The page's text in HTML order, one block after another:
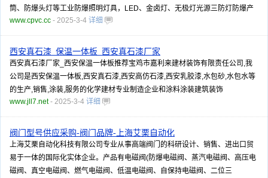
筒、防爆头灯等工业防爆照明灯具，LED、金卤灯、无极灯光源三防灯防爆产
www.cpvc.cc - 2025-3-4 详细
西安真石漆_保温一体板_西安真石漆厂家
西安真石漆厂家_西安保温一体板推荐宝鸡市嘉利来建材装饰有限责任公司,我
公司是西安保温一体板,西安真石漆,西安高仿石漆,西安乳胶漆,水包砂,水包水等
的生产,销售,涂装,服务的化学建材专业制造企业和涂料涂装建筑装饰
www.jll7.net- 2025-3-4 详细
阀门型号供应采购-阀门品牌-上海艾栗自动化
上海艾栗自动化科技有限公司专业从事高端阀门的科研设计、销售、进出口贸
易于一体的国际化实体企业。产品有电磁阀(防爆电磁阀、蒸汽电磁阀、高压电
磁阀、真空电磁阀、燃气电磁阀、低温电磁阀、自保持电磁阀、二位三